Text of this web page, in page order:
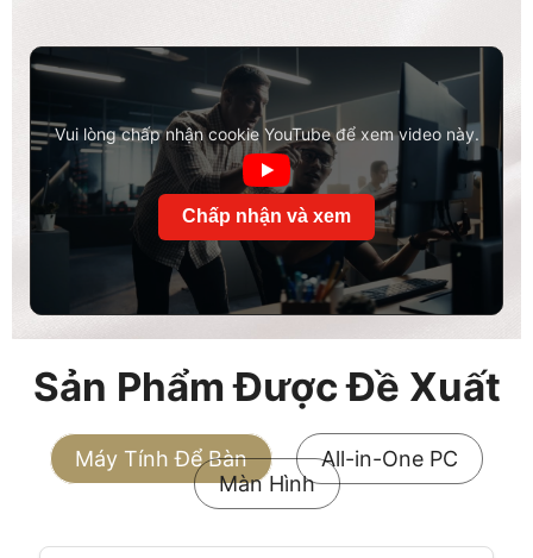
Vui lòng chấp nhận cookie YouTube để xem video này.
Chấp nhận và xem
Sản Phẩm Được Đề Xuất
Máy Tính Để Bàn
All-in-One PC
Màn Hình